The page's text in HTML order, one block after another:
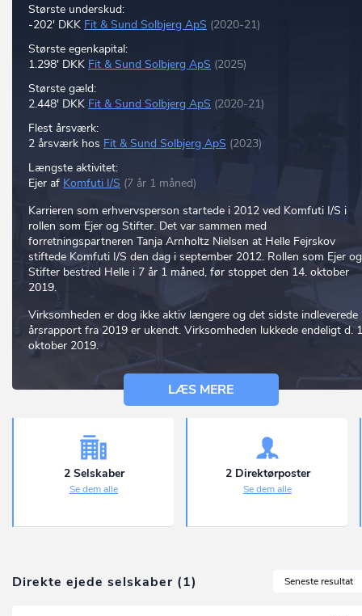
Største underskud:
-202' DKK Fit & Sund Solbjerg ApS (2020-21)
Største egenkapital:
1.298' DKK Fit & Sund Solbjerg ApS (2025)
Største gæld:
2.448' DKK Fit & Sund Solbjerg ApS (2020-21)
Flest årsværk:
2 årsværk hos Fit & Sund Solbjerg ApS (2023)
Længste aktivitet:
Ejer af Komfuti I/S (7 år 1 måned)
Karrieren som erhvervsperson startede i 2012 ved Komfuti I/S i
rollen som Ejer og Stifter. Det var sammen med
forretningspartneren Tanja Arnholtz Nielsen at Helle Fejrskov
stiftede Komfuti I/S den dag i september 2012. Rollen som Ejer og
Stifter bestred Helle i 7 år 1 måned, før stoppet den 14. oktober
2019.
Virksomheden er dog ikke aktiv længere og det sidste indleverede
årsrapport fra 2019 er ukendt. Virksomheden lukkede endeligt d.
oktober 2019.
LÆS MERE
2 Selskaber
Se dem alle
2 Direktørposter
Se dem alle
Seneste resultat
Direkte ejede selskaber (1)